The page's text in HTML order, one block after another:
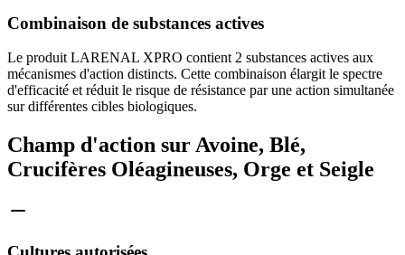
Combinaison de substances actives
Le produit LARENAL XPRO contient 2 substances actives aux
mécanismes d'action distincts. Cette combinaison élargit le spectre
d'efficacité et réduit le risque de résistance par une action simultanée
sur différentes cibles biologiques.
Champ d'action sur Avoine, Blé,
Crucifères Oléagineuses, Orge et Seigle